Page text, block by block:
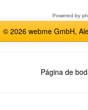
Powered by
© 2026 webme GmbH,
Página de